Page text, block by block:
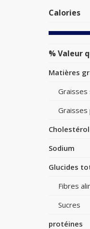
Calories
% Valeur
Matières
Graisses
Cholestérol
Sodium
Glucides
Fibres
Sucres
protéines